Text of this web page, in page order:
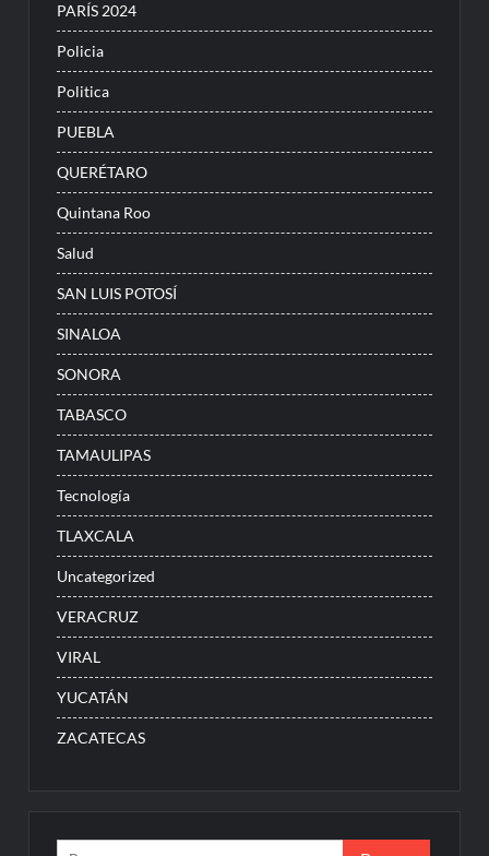
PARÍS 2024
Policia
Politica
PUEBLA
QUERÉTARO
Quintana Roo
Salud
SAN LUIS POTOSÍ
SINALOA
SONORA
TABASCO
TAMAULIPAS
Tecnología
TLAXCALA
Uncategorized
VERACRUZ
VIRAL
YUCATÁN
ZACATECAS
Buscar: